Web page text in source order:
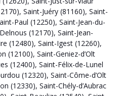
, Saint-Juéry (81160), Saint-
Paul (12250), Saint-Jean-du-
(12170), Saint-Jean-
(12480), Saint-Igest (12260),
(12100), Saint-Geniez-d’Olt
(12400), Saint-Félix-de-Lunel
(12320), Saint-Côme-d’Olt
(12330), Saint-Chély-d’Aubrac